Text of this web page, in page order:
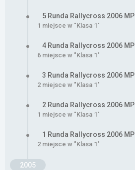
5 Runda Rallycross 2006 MP
1 miejsce w "Klasa 1"
4 Runda Rallycross 2006 MP
6 miejsce w "Klasa 1"
3 Runda Rallycross 2006 MP
2 miejsce w "Klasa 1"
2 Runda Rallycross 2006 MP
1 miejsce w "Klasa 1"
1 Runda Rallycross 2006 MP
2 miejsce w "Klasa 1"
2005